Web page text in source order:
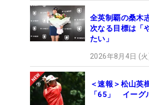
全英制覇の桑木
次なる目標は「
たい」
2026年8月4日 (
＜速報＞松山英
「65」 イーグ